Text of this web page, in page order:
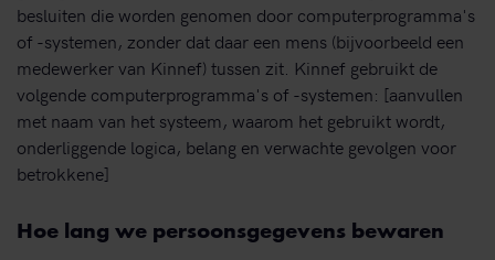
besluiten die worden genomen door computerprogramma's
of -systemen, zonder dat daar een mens (bijvoorbeeld een
medewerker van Kinnef) tussen zit. Kinnef gebruikt de
volgende computerprogramma's of -systemen: [aanvullen
met naam van het systeem, waarom het gebruikt wordt,
onderliggende logica, belang en verwachte gevolgen voor
betrokkene]
Hoe lang we persoonsgegevens bewaren